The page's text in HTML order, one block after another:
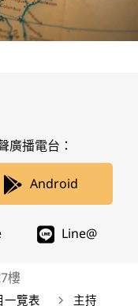
廣播電台：
Android
Line@
樓
一覽表 主持